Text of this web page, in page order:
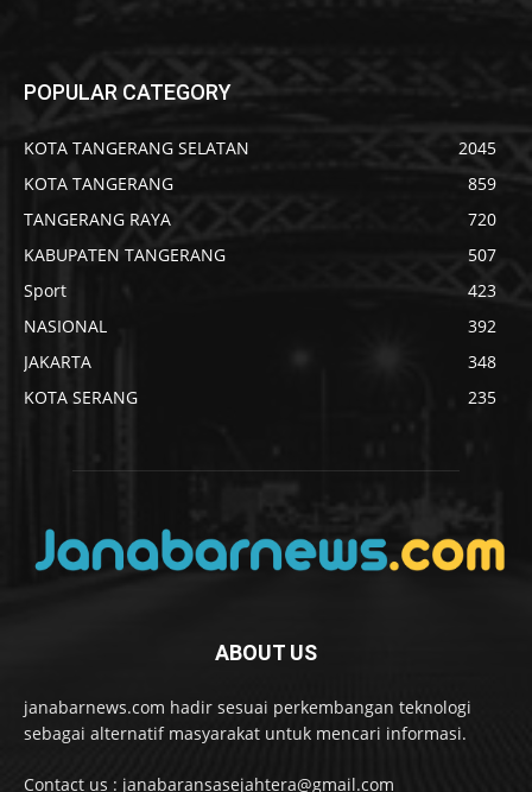
POPULAR CATEGORY
KOTA TANGERANG SELATAN
2045
KOTA TANGERANG
859
TANGERANG RAYA
720
KABUPATEN TANGERANG
507
Sport
423
NASIONAL
392
JAKARTA
348
KOTA SERANG
235
ABOUT US
janabarnews.com hadir sesuai perkembangan teknologi
sebagai alternatif masyarakat untuk mencari informasi.
Contact us : janabaransasejahtera@gmail.com